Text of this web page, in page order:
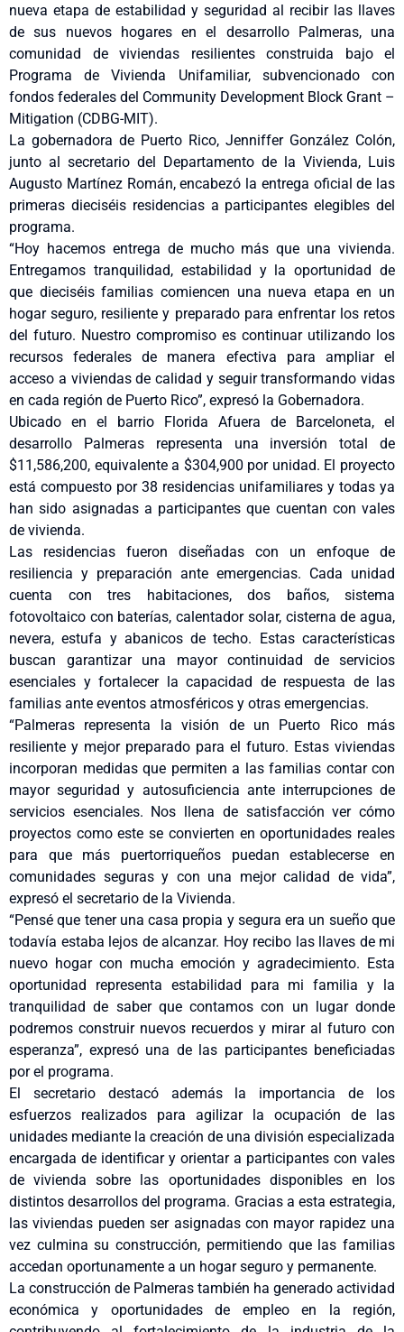
nueva etapa de estabilidad y seguridad al recibir las llaves
de sus nuevos hogares en el desarrollo Palmeras, una
comunidad de viviendas resilientes construida bajo el
Programa de Vivienda Unifamiliar, subvencionado con
fondos federales del Community Development Block Grant –
Mitigation (CDBG-MIT).
La gobernadora de Puerto Rico, Jenniffer González Colón,
junto al secretario del Departamento de la Vivienda, Luis
Augusto Martínez Román, encabezó la entrega oficial de las
primeras dieciséis residencias a participantes elegibles del
programa.
“Hoy hacemos entrega de mucho más que una vivienda.
Entregamos tranquilidad, estabilidad y la oportunidad de
que dieciséis familias comiencen una nueva etapa en un
hogar seguro, resiliente y preparado para enfrentar los retos
del futuro. Nuestro compromiso es continuar utilizando los
recursos federales de manera efectiva para ampliar el
acceso a viviendas de calidad y seguir transformando vidas
en cada región de Puerto Rico”, expresó la Gobernadora.
Ubicado en el barrio Florida Afuera de Barceloneta, el
desarrollo Palmeras representa una inversión total de
$11,586,200, equivalente a $304,900 por unidad. El proyecto
está compuesto por 38 residencias unifamiliares y todas ya
han sido asignadas a participantes que cuentan con vales
de vivienda.
Las residencias fueron diseñadas con un enfoque de
resiliencia y preparación ante emergencias. Cada unidad
cuenta con tres habitaciones, dos baños, sistema
fotovoltaico con baterías, calentador solar, cisterna de agua,
nevera, estufa y abanicos de techo. Estas características
buscan garantizar una mayor continuidad de servicios
esenciales y fortalecer la capacidad de respuesta de las
familias ante eventos atmosféricos y otras emergencias.
“Palmeras representa la visión de un Puerto Rico más
resiliente y mejor preparado para el futuro. Estas viviendas
incorporan medidas que permiten a las familias contar con
mayor seguridad y autosuficiencia ante interrupciones de
servicios esenciales. Nos llena de satisfacción ver cómo
proyectos como este se convierten en oportunidades reales
para que más puertorriqueños puedan establecerse en
comunidades seguras y con una mejor calidad de vida”,
expresó el secretario de la Vivienda.
“Pensé que tener una casa propia y segura era un sueño que
todavía estaba lejos de alcanzar. Hoy recibo las llaves de mi
nuevo hogar con mucha emoción y agradecimiento. Esta
oportunidad representa estabilidad para mi familia y la
tranquilidad de saber que contamos con un lugar donde
podremos construir nuevos recuerdos y mirar al futuro con
esperanza”, expresó una de las participantes beneficiadas
por el programa.
El secretario destacó además la importancia de los
esfuerzos realizados para agilizar la ocupación de las
unidades mediante la creación de una división especializada
encargada de identificar y orientar a participantes con vales
de vivienda sobre las oportunidades disponibles en los
distintos desarrollos del programa. Gracias a esta estrategia,
las viviendas pueden ser asignadas con mayor rapidez una
vez culmina su construcción, permitiendo que las familias
accedan oportunamente a un hogar seguro y permanente.
La construcción de Palmeras también ha generado actividad
económica y oportunidades de empleo en la región,